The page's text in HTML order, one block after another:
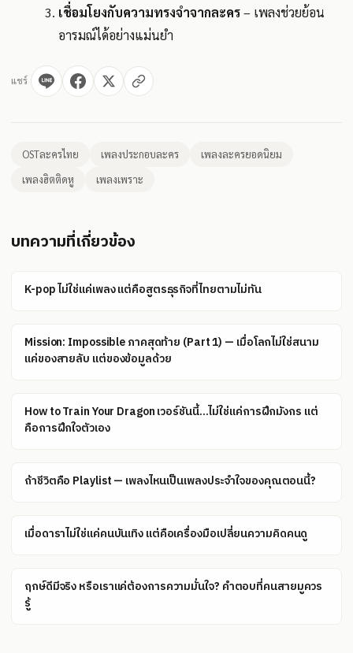
เชื่อมโยงกับความทรงจำจากละคร– เพลงช่วยย้อน
อารมณ์ได้อย่างแม่นยำ
แชร์
OSTละครไทย เพลงประกอบละคร
เพลงละครยอดนิยม
เพลงฮิตติดหู
เพลงเพราะ
บทความที่เกี่ยวข้อง
K-pop ไม่ใช่แค่เพลง แต่คือสูตรธุรกิจที่ไทยตามไม่ทัน
Mission: Impossible ภาคสุดท้าย (Part 1) — เมื่อโลกไม่ใช่สนาม
แค่ของสายลับ แต่ของข้อมูลด้วย
How to Train Your Dragon เวอร์ชันนี้...ไม่ใช่แค่การฝึกมังกร แต่
คือการฝึกใจตัวเอง
ถ้าชีวิตคือ Playlist — เพลงไหนเป็นเพลงประจำใจของคุณตอนนี้?
เมื่อดาราไม่ใช่แค่คนบันเทิง แต่คือเครื่องมือเปลี่ยนความคิดคนดู
ฤกษ์ดีมีจริง หรือเราแค่ต้องการความมั่นใจ? คำตอบที่คนสายมูควร
รู้